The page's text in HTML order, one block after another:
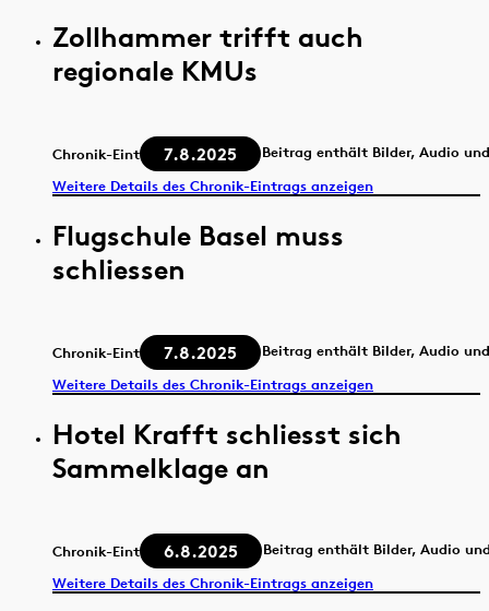
Zollhammer trifft auch
regionale KMUs
Chronik-Eintrag 7.8.2025
Beitrag enthält Bilder, Audio
Weitere Details des Chronik-Eintrags anzeigen
Flugschule Basel muss
schliessen
Chronik-Eintrag 7.8.2025
Beitrag enthält Bilder, Audio
Weitere Details des Chronik-Eintrags anzeigen
Hotel Krafft schliesst sich
Sammelklage an
Chronik-Eintrag 6.8.2025
Beitrag enthält Bilder, Audio
Weitere Details des Chronik-Eintrags anzeigen